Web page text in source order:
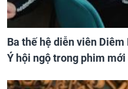
Ba thế hệ diễn viên
Ý hội ngộ trong phim mới